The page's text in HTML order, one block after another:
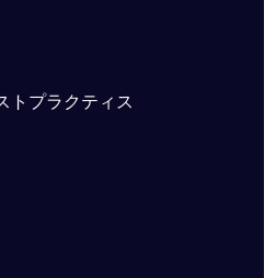
トプラクティス